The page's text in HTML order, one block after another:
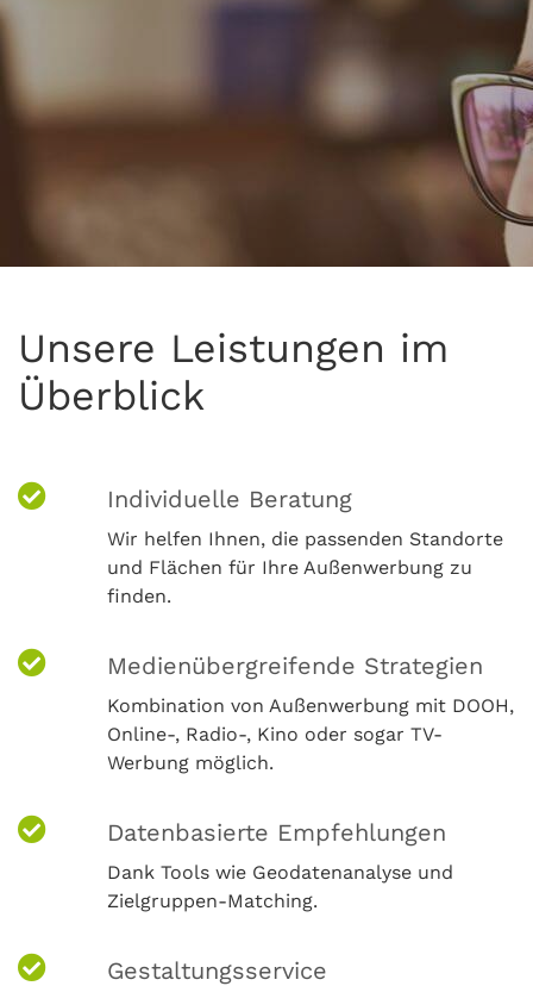
Unsere Leistungen im
Überblick
Individuelle Beratung
Wir helfen Ihnen, die passenden Standorte
und Flächen für Ihre Außenwerbung zu
finden.
Medienübergreifende Strategien
Kombination von Außenwerbung mit DOOH,
Online-, Radio-, Kino oder sogar TV-
Werbung möglich.
Datenbasierte Empfehlungen
Dank Tools wie Geodatenanalyse und
Zielgruppen-Matching.
Gestaltungsservice